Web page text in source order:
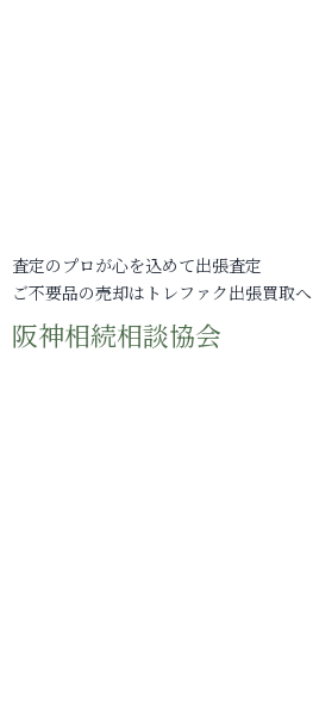
査定のプロが心を込めて出張査定
ご不要品の売却はトレファク出張買取へ
阪神相続相談協会